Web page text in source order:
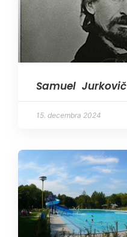
Samuel Jurkovič
15. decembra 2024